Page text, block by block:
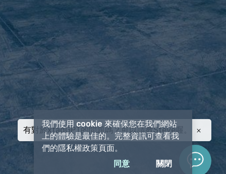
我們使用 cookie 來確保您在我們網站
上的體驗是最佳的。完整資訊可查看我
們的隱私權政策頁面。
同意 關閉
有對於xtagGPT的問題嗎？可以請教Steve喔。